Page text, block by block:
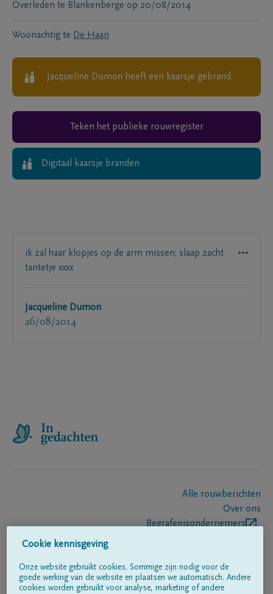
Overleden te Blankenberge op 20/08/2014
Woonachtig te De Haan
Jacqueline Dumon heeft een kaarsje gebrand.
Teken het publieke rouwregister
Digitaal kaarsje branden
ik zal haar klopjes op de arm missen; slaap zacht
tantetje xxxx
Jacqueline Dumon
26/08/2014
Alle rouwberichten
Over ons
Begrafenisondernemers
Volg ons op
Cookie kennisgeving
Onze website gebruikt cookies. Sommige zijn nodig voor de
goede werking van de website en plaatsen we automatisch. Andere
cookies worden gebruikt voor analyse, marketing of andere